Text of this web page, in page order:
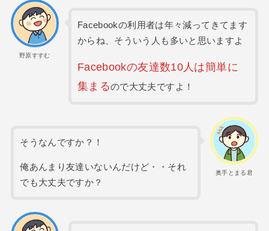
野原すすむ
Facebookの利用者は年々減ってきてます
からね、そういう人も多いと思いますよ
Facebookの友達数10人は簡単に
集まるので大丈夫ですよ！
奥手とまる君
そうなんですか？！
俺あんまり友達いないんだけど・・それ
でも大丈夫ですか？